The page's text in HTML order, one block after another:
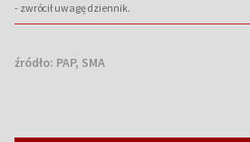
- zwrócił uwagę dziennik.
źródło: PAP, SMA